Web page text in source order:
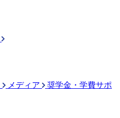
メディア
奨学金・学費サポ